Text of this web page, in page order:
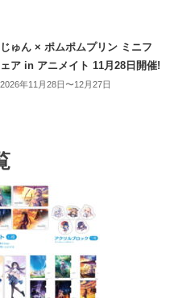
じゅん × ポムポムプリン ミニフ
ェア in アニメイト 11月28日開催!
2026年11月28日〜12月27日